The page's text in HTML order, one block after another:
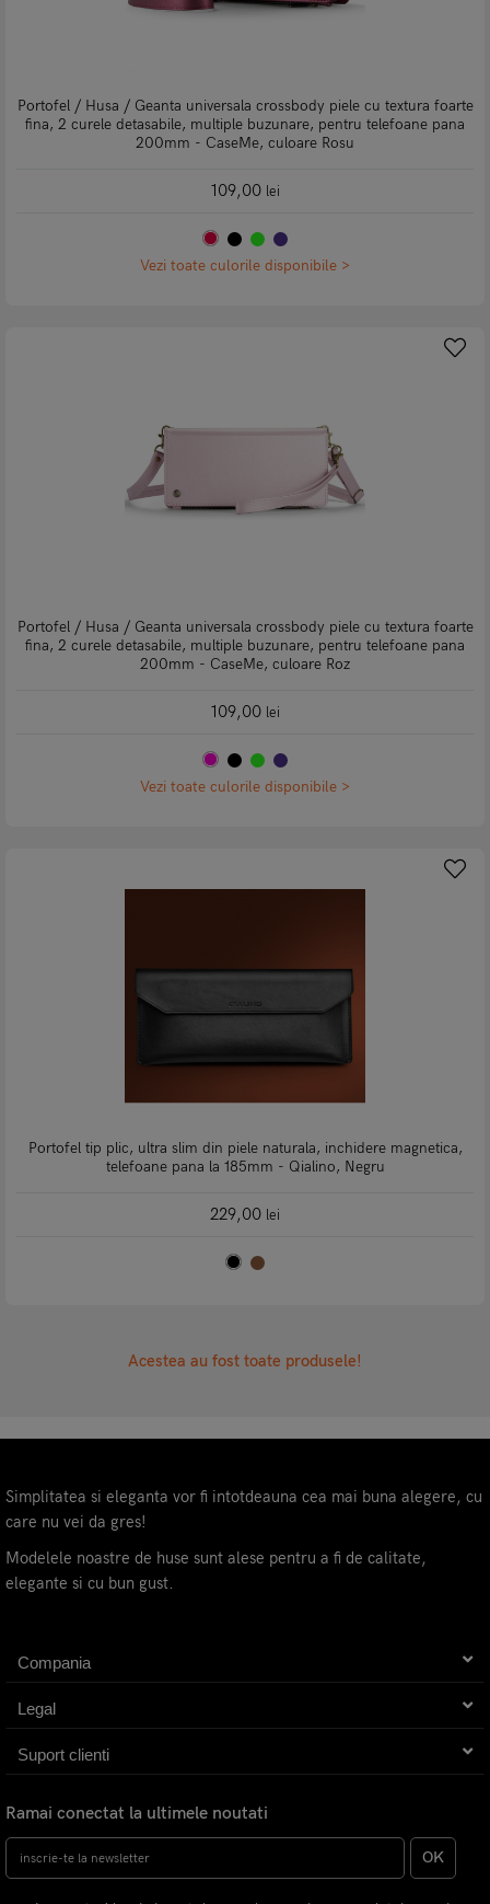
Portofel / Husa / Geanta universala crossbody piele cu textura foarte
fina, 2 curele detasabile, multiple buzunare, pentru telefoane pana
200mm - CaseMe, culoare Rosu
109,00lei
Vezi toate culorile disponibile >
Portofel / Husa / Geanta universala crossbody piele cu textura foarte
fina, 2 curele detasabile, multiple buzunare, pentru telefoane pana
200mm - CaseMe, culoare Roz
109,00lei
Vezi toate culorile disponibile >
Portofel tip plic, ultra slim din piele naturala, inchidere magnetica,
telefoane pana la 185mm - Qialino, Negru
229,00 lei
Acestea au fost toate produsele!
Simplitatea si eleganta vor fi intotdeauna cea mai buna alegere, cu
care nu vei da gres!
Modelele noastre de huse sunt alese pentru a fi de calitate,
elegante si cu bun gust.
Compania
Legal
Suport clienti
Ramai conectat la ultimele noutati
OK